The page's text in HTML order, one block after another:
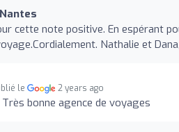
cette note positive. En espérant
Nathalie et
le 2 years ago
Très bonne agence de voyages